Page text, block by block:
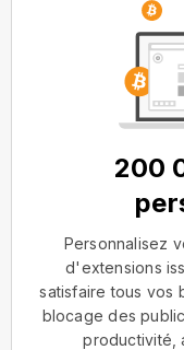
200
Personnalisez
d'extensions
satisfaire tous vos
blocage des
productivité,